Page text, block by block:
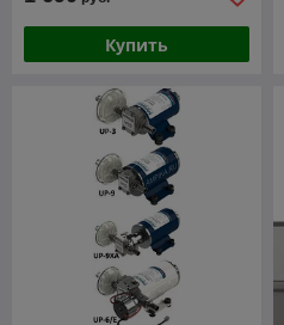
Купить